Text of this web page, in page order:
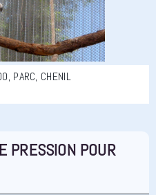
PARC, CHENIL
PRESSION POUR